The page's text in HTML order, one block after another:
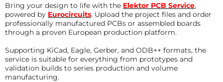
Bring your design to life with the Elektor PCB Service,
powered by Eurocircuits. Upload the project files and order
professionally manufactured PCBs or assembled boards
through a proven European production platform.
Supporting KiCad, Eagle, Gerber, and ODB++ formats, the
service is suitable for everything from prototypes and
validation builds to series production and volume
manufacturing.